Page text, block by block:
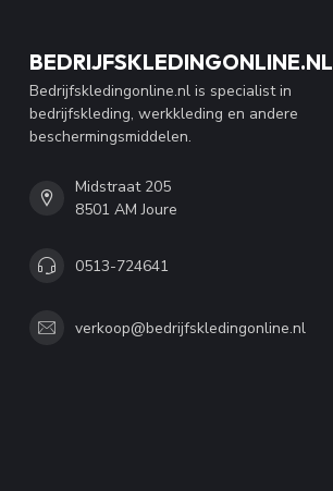
BEDRIJFSKLEDINGONLINE.NL
Bedrijfskledingonline.nl is specialist in
bedrijfskleding, werkkleding en andere
beschermingsmiddelen.
Midstraat 205
8501 AM Joure
0513-724641
verkoop@bedrijfskledingonline.nl